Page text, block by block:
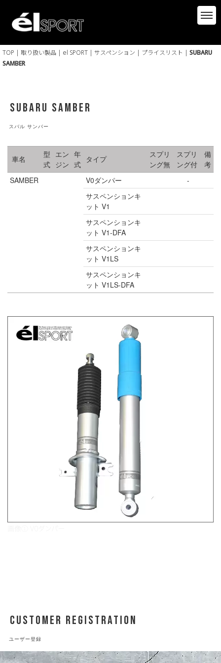
TOP | 取り扱い製品 | el SPORT | サスペンション | プライスリスト | SUBARU
SAMBER
SUBARU SAMBER
スバル サンバー
車名
型
式
エン
ジン
年
式
タイプ
スプリ
ング無
スプリ
ング付
備
考
SAMBER
V0ダンパー
-
サスペンションキ
ット V1
サスペンションキ
ット V1-DFA
サスペンションキ
ット V1LS
サスペンションキ
ット V1LS-DFA
CUSTOMER REGISTRATION
ユーザー登録